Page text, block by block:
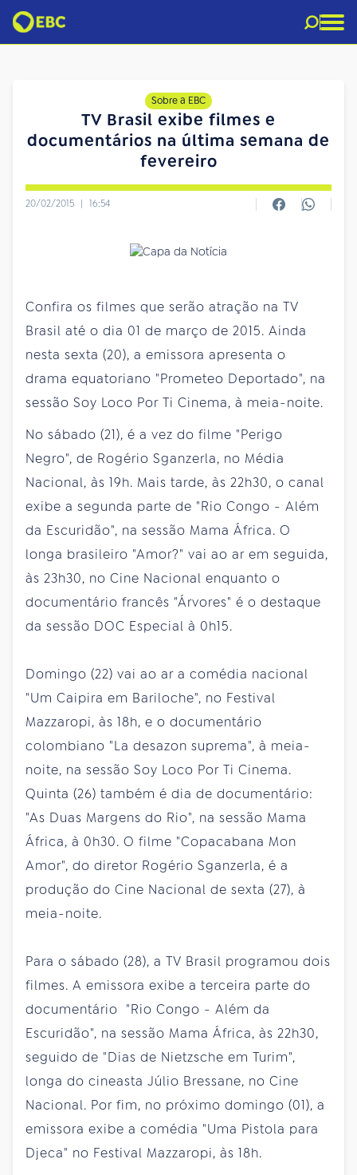
Sobre a EBC
TV Brasil exibe filmes e
documentários na última semana de
fevereiro
20/02/2015 | 16:54
Confira os filmes que serão atração na TV
Brasil até o dia 01 de março de 2015. Ainda
nesta sexta (20), a emissora apresenta o
drama equatoriano "Prometeo Deportado", na
sessão Soy Loco Por Ti Cinema, à meia-noite.
No sábado (21), é a vez do filme "Perigo
Negro", de Rogério Sganzerla, no Média
Nacional, às 19h. Mais tarde, às 22h30, o canal
exibe a segunda parte de "Rio Congo - Além
da Escuridão", na sessão Mama África. O
longa brasileiro "Amor?" vai ao ar em seguida,
às 23h30, no Cine Nacional enquanto o
documentário francês "Árvores" é o destaque
da sessão DOC Especial à 0h15.
Domingo (22) vai ao ar a comédia nacional
"Um Caipira em Bariloche", no Festival
Mazzaropi, às 18h, e o documentário
colombiano "La desazon suprema", à meia-
noite, na sessão Soy Loco Por Ti Cinema.
Quinta (26) também é dia de documentário:
"As Duas Margens do Rio", na sessão Mama
África, à 0h30. O filme "Copacabana Mon
Amor", do diretor Rogério Sganzerla, é a
produção do Cine Nacional de sexta (27), à
meia-noite.
Para o sábado (28), a TV Brasil programou dois
filmes. A emissora exibe a terceira parte do
documentário "Rio Congo - Além da
Escuridão", na sessão Mama África, às 22h30,
seguido de "Dias de Nietzsche em Turim",
longa do cineasta Júlio Bressane, no Cine
Nacional. Por fim, no próximo domingo (01), a
emissora exibe a comédia "Uma Pistola para
Djeca" no Festival Mazzaropi, às 18h.